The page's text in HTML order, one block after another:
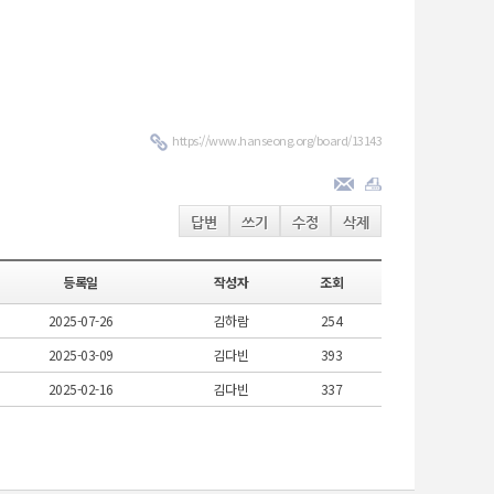
https://www.hanseong.org/board/13143
답변 쓰기 수정 삭제
등록일 작성자 조회
2025-07-26 김하람
254
2025-03-09 김다빈
393
2025-02-16 김다빈 337